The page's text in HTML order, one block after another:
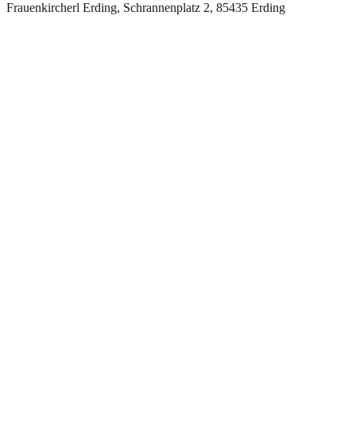
Frauenkircherl Erding, Schrannenplatz 2, 85435 Erding